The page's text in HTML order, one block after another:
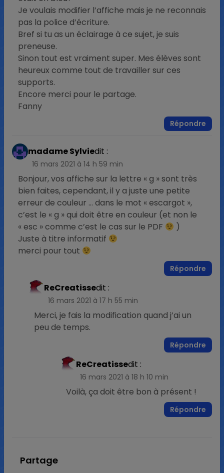
Je voulais modifier l’affiche mais je ne reconnais
pas la police d’écriture.
Bref si tu as un éclairage à ce sujet, je suis
preneuse.
Sinon tout est vraiment super. Mes élèves sont
heureux comme tout de travailler sur ces
supports.
Encore merci pour le partage.
Fanny
Répondre
madame Sylviedit :
16 mars 2021 à 14 h 59 min
Bonjour, vos affiche sur la lettre « g » sont très
bien faites, cependant, il y a juste une petite
erreur de couleur … dans le mot « escargot »,
c’est le « g » qui doit être en couleur (et non le
« esc » comme c’est le cas sur le PDF
)
Juste à titre informatif
merci pour tout
Répondre
ReCreatissedit :
16 mars 2021 à 17 h 55 min
Merci, je fais la modification quand j’ai un
peu de temps.
Répondre
ReCreatissedit :
16 mars 2021 à 18 h 10 min
Voilà, ça doit être bon à présent !
Répondre
Partage